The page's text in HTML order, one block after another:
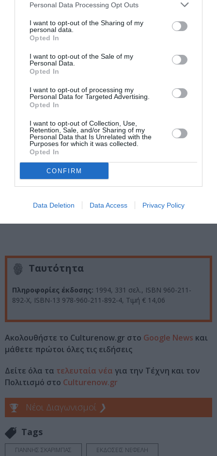
Personal Data Processing Opt Outs
I want to opt-out of the Sharing of my
personal data.
Opted In
I want to opt-out of the Sale of my
Personal Data.
Opted In
I want to opt-out of processing my
Personal Data for Targeted Advertising.
Opted In
I want to opt-out of Collection, Use,
Retention, Sale, and/or Sharing of my
Personal Data that Is Unrelated with the
Purposes for which it was collected.
Opted In
CONFIRM
Data Deletion Data Access Privacy Policy
γραφή του κινείται και το ποιητικό του έργο. Ο
Σκαρίμπας υπήρξε ένας από τους εισηγητές του
παράδοξου στο χώρο της νεοελληνικής λογοτεχνίας
αλλά και του θεάτρου (πολλοί μελετητές τον θεωρούν
ως τον πρώτο έλληνα θεατρικό συγγραφέα του
παραλόγου). Τα στοιχεία αντλήθηκαν από τα λήμματα
Βιογραφικό Λεξικό 9α. Αθήνα, Εκδοτική Αθηνών, 1988,
Κωστίου Κατερίνα, “Από το εργαστήρι του Γιάννη
6/1997, σ.35-51, Παπαδημητρακόπουλος Ηλίας Χ.,
“Γιάννης Σκαρίμπας”, Η μεσοπολεμική πεζογραφία · Από
τον πρώτο ως τον δεύτερο παγκόσμιο πόλεμο (1914-
1939) Η΄, σ.8-31. Αθήνα, Σοκόλης, 1993, Παπαστάμος
Γιώργος, “Έργο-Βιογραφίας χρονολόγιο του Γιάννη
Σκαρίμπα (1893-1984)”, Διαβάζω 269, 4/9/1991, σ.20-27
Σκαρίμπα”, 6/4/1997.
Ταυτότητα
Πληροφορίες έκδοσης: 1994, 331 σελ., ISBN 960-211-
892-Χ, ISBN-13 978-960-211-892-4, Τιμή € 14,06
Ακολουθήστε το Culturenow.gr στο Google News και
μάθετε πρώτοι όλες τις ειδήσεις
Δείτε όλα τα τελευταία νέα για την Τέχνη και τον
Πολιτισμό στο Culturenow.gr
Νέοι Διαγωνισμοί ❯
Tags
ΓΙΑΝΝΗΣ ΣΚΑΡΙΜΠΑΣ ΕΚΔΟΣΕΙΣ ΝΕΦΕΛΗ